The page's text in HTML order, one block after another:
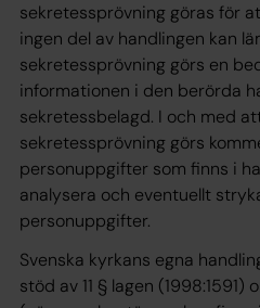
sekretessprövning göras för
ingen del av handlingen kan
sekretessprövning görs en
informationen i den berörda
sekretessbelagd. I och med
sekretessprövning görs
personuppgifter som finns i
analysera och eventuellt
personuppgifter.
Svenska kyrkans egna
stöd av 11 § lagen (1998:1591)